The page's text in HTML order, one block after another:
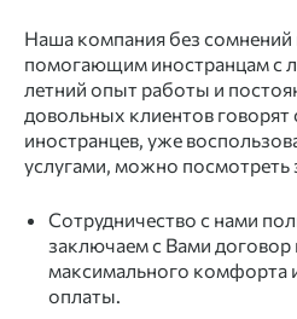
Наша компания без сомнений
помогающим иностранцам с
летний опыт работы и
довольных клиентов
иностранцев, уже
услугами, можно посмотреть
Сотрудничество с нами
заключаем с Вами договор
максимального комфорта
оплаты.